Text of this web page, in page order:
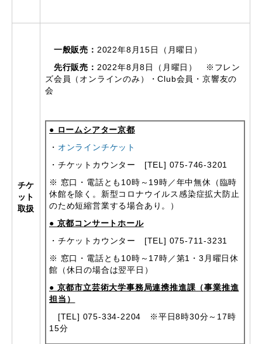
チケ
ット
取扱
一般販売： 2022年8月15日（月曜日）
先行販売： 2022年8月8日（月曜日） ※フレン
ズ会員（オンラインのみ）・Club会員・京響友の
会
● ロームシアター京都
・ オンラインチケット
・チケットカウンター
[TEL] 075-746-3201
※ 窓口・電話とも 10時～ 19時／年中無休（臨時
休館を除く。新型コロナウイルス感染症拡大防止
のため短縮営業する場合あり。）
● 京都コンサートホール
・チケットカウンター
[TEL] 075-711-3231
※ 窓口・電話とも 10時～ 17 時／第1 ・3 月曜日休
館（休日の場合は翌平日）
● 京都市立芸術大学事務局連携推進課（事業推進
担当）
[TEL] 075-334-2204 ※ 平日8時30分～ 17 時
15分